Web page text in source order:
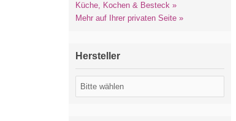
Küche, Kochen & Besteck »
Mehr auf Ihrer privaten Seite »
Hersteller